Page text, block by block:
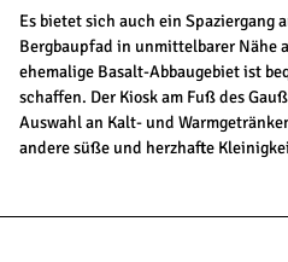
Es bietet sich auch ein Spaziergang
Bergbaupfad in unmittelbarer Nähe
ehemalige Basalt-Abbaugebiet ist
schaffen. Der Kiosk am Fuß des
Auswahl an Kalt- und
andere süße und herzhafte